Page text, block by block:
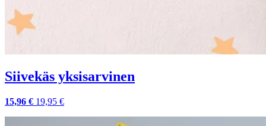
Siivekäs yksisarvinen
15,96 € 19,95 €